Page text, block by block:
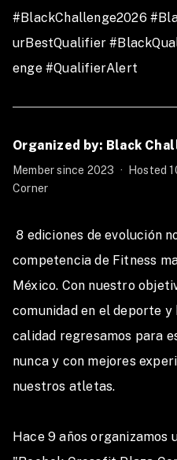
#BlackChallenge2026
urBestQualifier
enge #QualifierAlert
Organized by: Black
Member since 2023 ·
Hosted
Corner
8 ediciones de evolución nos ha llevado a ser la
competencia de Fitness
México. Con nuestro
comunidad en el deporte
calidad regresamos para
nunca y con mejores
nuestros atletas.
Hace 9 años organizamos